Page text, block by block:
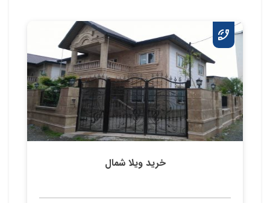
خرید ویلا شمال